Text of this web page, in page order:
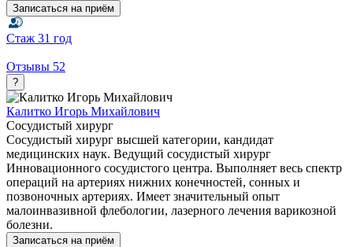
Записаться на приём
Стаж 31 год
Отзывы 52
?
Калитко Игорь Михайлович
Сосудистый хирург
Сосудистый хирург высшей категории, кандидат
медицинских наук. Ведущий сосудистый хирург
Инновационного сосудистого центра. Выполняет весь спектр
операций на артериях нижних конечностей, сонных и
позвоночных артериях. Имеет значительный опыт
малоинвазивной флебологии, лазерного лечения варикозной
болезни.
Записаться на приём